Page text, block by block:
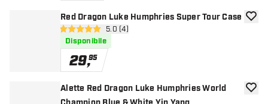
Red Dragon Luke Humphries Super Tour Case
apri pannello recensioni
5 stelle di valutazione
5.0 (4)
Disponibile
29,95
Alette Red Dragon Luke Humphries World